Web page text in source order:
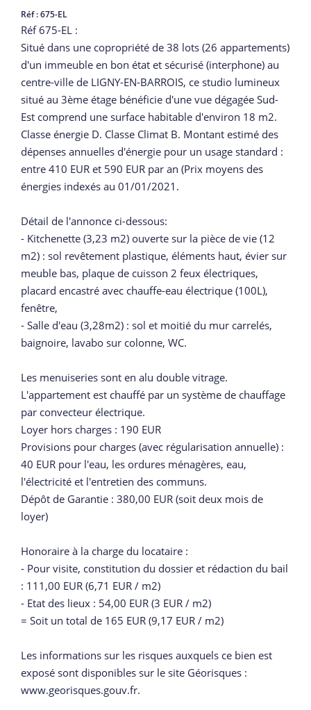
Réf : 675-EL
Réf 675-EL :
Situé dans une copropriété de 38 lots (26 appartements)
d'un immeuble en bon état et sécurisé (interphone) au
centre-ville de LIGNY-EN-BARROIS, ce studio lumineux
situé au 3ème étage bénéficie d'une vue dégagée Sud-
Est comprend une surface habitable d'environ 18 m2.
Classe énergie D. Classe Climat B. Montant estimé des
dépenses annuelles d'énergie pour un usage standard :
entre 410 EUR et 590 EUR par an (Prix moyens des
énergies indexés au 01/01/2021.
Détail de l'annonce ci-dessous:
- Kitchenette (3,23 m2) ouverte sur la pièce de vie (12
m2) : sol revêtement plastique, éléments haut, évier sur
meuble bas, plaque de cuisson 2 feux électriques,
placard encastré avec chauffe-eau électrique (100L),
fenêtre,
- Salle d'eau (3,28m2) : sol et moitié du mur carrelés,
baignoire, lavabo sur colonne, WC.
Les menuiseries sont en alu double vitrage.
L'appartement est chauffé par un système de chauffage
par convecteur électrique.
Loyer hors charges : 190 EUR
Provisions pour charges (avec régularisation annuelle) :
40 EUR pour l'eau, les ordures ménagères, eau,
l'électricité et l'entretien des communs.
Dépôt de Garantie : 380,00 EUR (soit deux mois de
loyer)
Honoraire à la charge du locataire :
- Pour visite, constitution du dossier et rédaction du bail
: 111,00 EUR (6,71 EUR / m2)
- Etat des lieux : 54,00 EUR (3 EUR / m2)
= Soit un total de 165 EUR (9,17 EUR / m2)
Les informations sur les risques auxquels ce bien est
exposé sont disponibles sur le site Géorisques :
www.georisques.gouv.fr.